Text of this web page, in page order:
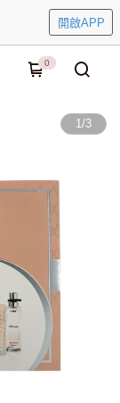
開啟APP
0
1/3